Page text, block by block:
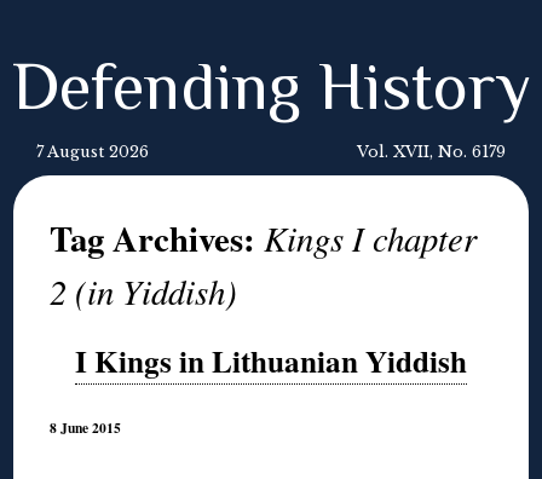
Defending History
7 August 2026 Vol. XVII, No. 6179
Tag Archives:Kings I chapter
2 (in Yiddish)
I Kings in Lithuanian Yiddish
8 June 2015